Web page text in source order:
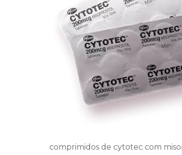
comprimidos de cytotec com